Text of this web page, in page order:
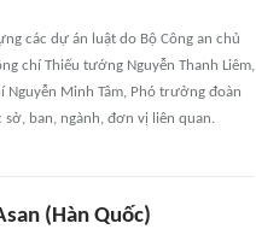
các dự án luật do Bộ Công an chủ
chí Thiếu tướng Nguyễn Thanh Liêm,
Nguyễn Minh Tâm, Phó trưởng đoàn
ban, ngành, đơn vị liên quan.
(Hàn Quốc)